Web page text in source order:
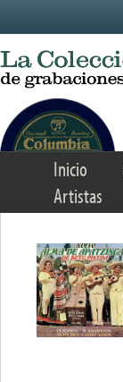
Inicio
Artistas